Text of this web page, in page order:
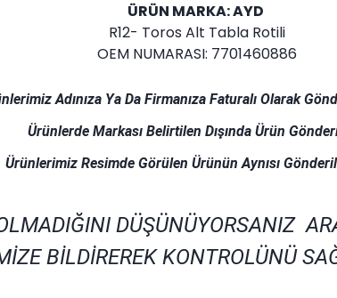
ÜRÜN MARKA: AYD
R12- Toros Alt Tabla Rotili
OEM NUMARASI: 7701460886
Adınıza Ya Da Firmanıza Faturalı Olarak
Ürünlerde Markası Belirtilen Dışında Ürün
Ürünlerimiz Resimde Görülen Ürünün Aynısı
DÜŞÜNÜYORSANIZ
BİLDİREREK KONTROLÜNÜ